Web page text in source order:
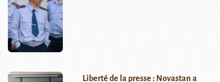
Liberté de la presse : Novastan a